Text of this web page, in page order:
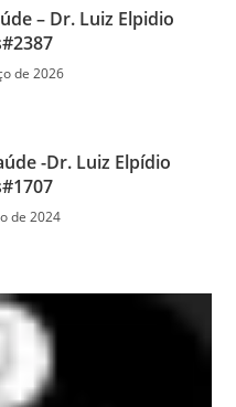
– Dr. Luiz Elpidio
de 2026
-Dr. Luiz Elpídio
de 2024